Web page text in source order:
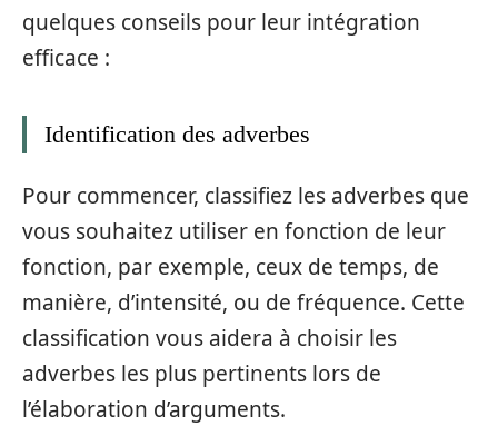
quelques conseils pour leur intégration
efficace :
Identification des adverbes
Pour commencer, classifiez les adverbes que
vous souhaitez utiliser en fonction de leur
fonction, par exemple, ceux de temps, de
manière, d’intensité, ou de fréquence. Cette
classification vous aidera à choisir les
adverbes les plus pertinents lors de
l’élaboration d’arguments.